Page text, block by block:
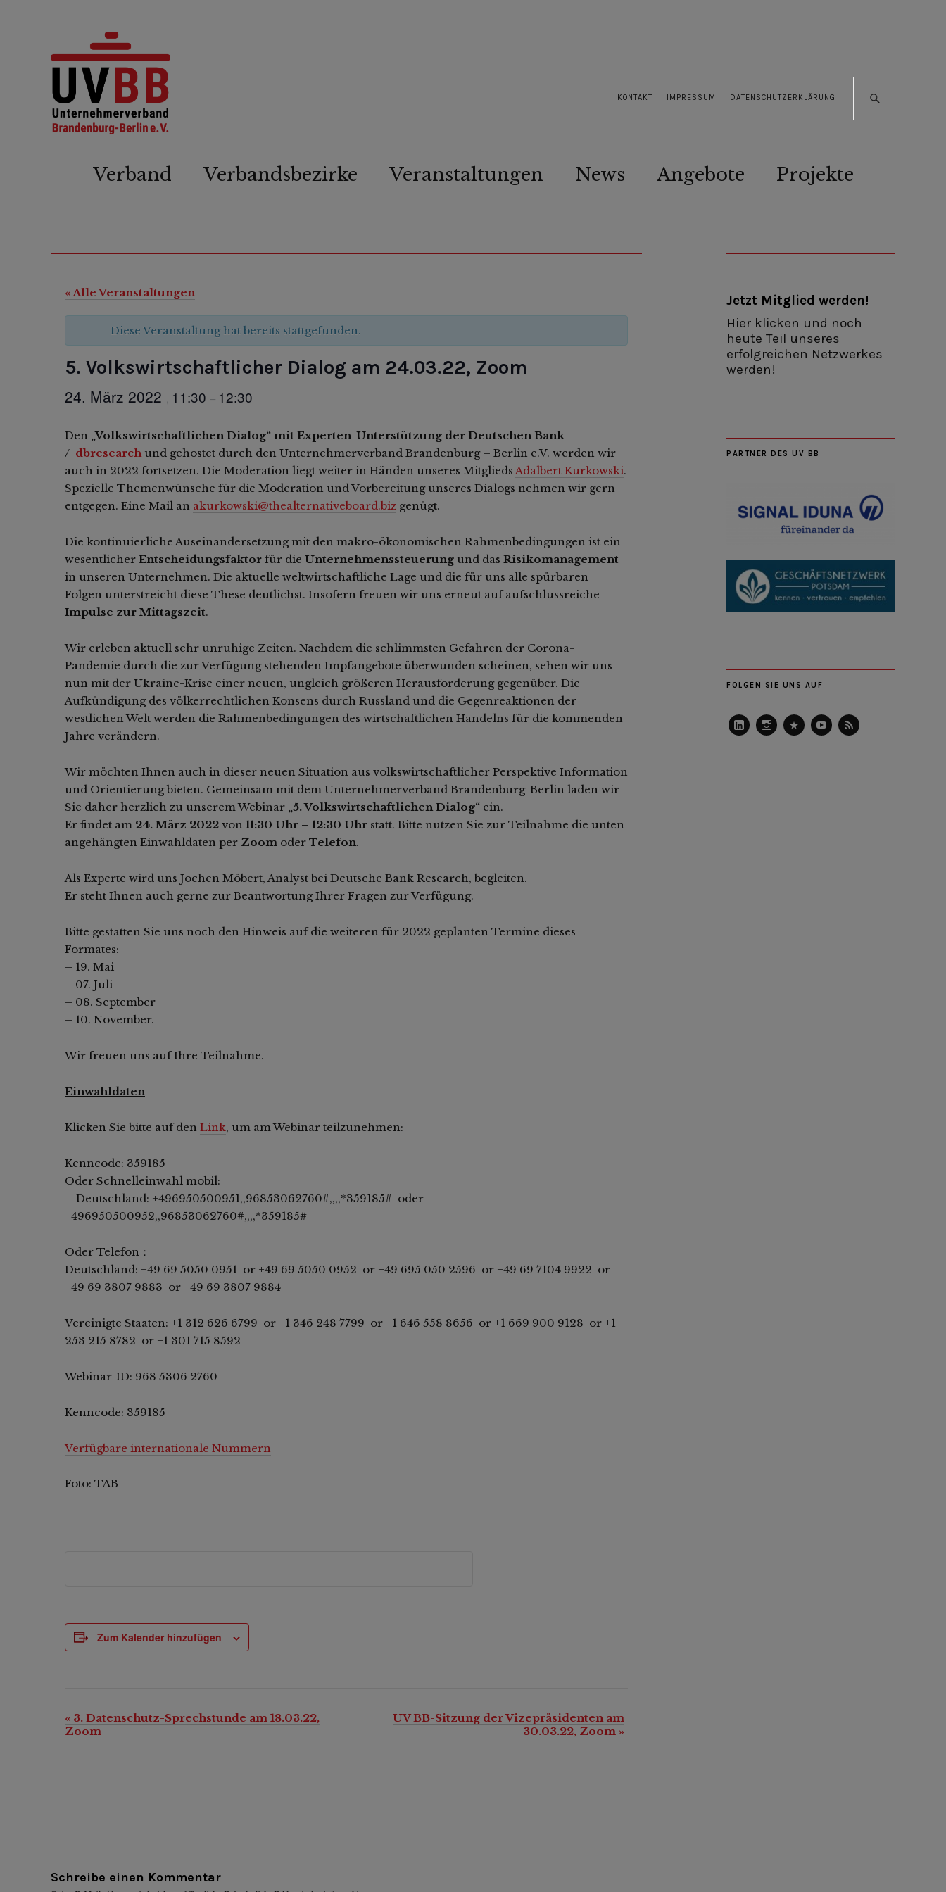
KONTAKT IMPRESSUM DATENSCHUTZERKLÄRUNG
Verband Verbandsbezirke Veranstaltungen News Angebote Projekte
« Alle Veranstaltungen
Diese Veranstaltung hat bereits stattgefunden.
5. Volkswirtschaftlicher Dialog am 24.03.22, Zoom
24. März 2022 11:30 – 12:30
Den „Volkswirtschaftlichen Dialog“ mit Experten-Unterstützung der Deutschen Bank
/ dbresearch und gehostet durch den Unternehmerverband Brandenburg – Berlin e.V. werden wir
auch in 2022 fortsetzen. Die Moderation liegt weiter in Händen unseres Mitglieds Adalbert Kurkowski.
Spezielle Themenwünsche für die Moderation und Vorbereitung unseres Dialogs nehmen wir gern
entgegen. Eine Mail an akurkowski@thealternativeboard.biz genügt.
Die kontinuierliche Auseinandersetzung mit den makro-ökonomischen Rahmenbedingungen ist ein
wesentlicher Entscheidungsfaktor für die Unternehmenssteuerung und das Risikomanagement
in unseren Unternehmen. Die aktuelle weltwirtschaftliche Lage und die für uns alle spürbaren
Folgen unterstreicht diese These deutlichst. Insofern freuen wir uns erneut auf aufschlussreiche
Impulse zur Mittagszeit.
Wir erleben aktuell sehr unruhige Zeiten. Nachdem die schlimmsten Gefahren der Corona-
Pandemie durch die zur Verfügung stehenden Impfangebote überwunden scheinen, sehen wir uns
nun mit der Ukraine-Krise einer neuen, ungleich größeren Herausforderung gegenüber. Die
Aufkündigung des völkerrechtlichen Konsens durch Russland und die Gegenreaktionen der
westlichen Welt werden die Rahmenbedingungen des wirtschaftlichen Handelns für die kommenden
Jahre verändern.
Wir möchten Ihnen auch in dieser neuen Situation aus volkswirtschaftlicher Perspektive Information
und Orientierung bieten. Gemeinsam mit dem Unternehmerverband Brandenburg-Berlin laden wir
Sie daher herzlich zu unserem Webinar „5. Volkswirtschaftlichen Dialog“ ein.
Er findet am 24. März 2022 von 11:30 Uhr – 12:30 Uhr statt. Bitte nutzen Sie zur Teilnahme die unten
angehängten Einwahldaten per Zoom oder Telefon.
Als Experte wird uns Jochen Möbert, Analyst bei Deutsche Bank Research, begleiten.
Er steht Ihnen auch gerne zur Beantwortung Ihrer Fragen zur Verfügung.
Bitte gestatten Sie uns noch den Hinweis auf die weiteren für 2022 geplanten Termine dieses
Formates:
– 19. Mai
– 07. Juli
– 08. September
– 10. November.
Wir freuen uns auf Ihre Teilnahme.
Einwahldaten
Klicken Sie bitte auf den Link, um am Webinar teilzunehmen:
Kenncode: 359185
Oder Schnelleinwahl mobil:
Deutschland: +496950500951,,96853062760#,,,,*359185# oder
+496950500952,,96853062760#,,,,*359185#
Oder Telefon：
Deutschland: +49 69 5050 0951 or +49 69 5050 0952 or +49 695 050 2596 or +49 69 7104 9922 or
+49 69 3807 9883 or +49 69 3807 9884
Vereinigte Staaten: +1 312 626 6799 or +1 346 248 7799 or +1 646 558 8656 or +1 669 900 9128 or +1
253 215 8782 or +1 301 715 8592
Webinar-ID: 968 5306 2760
Kenncode: 359185
Verfügbare internationale Nummern
Foto: TAB
Zum Kalender hinzufügen
Veranstaltung-
Navigation
« 3. Datenschutz-Sprechstunde am 18.03.22,
Zoom
UV BB-Sitzung der Vizepräsidenten am
30.03.22, Zoom »
Schreibe einen Kommentar
Jetzt Mitglied werden!
Hier klicken und noch
heute Teil unseres
erfolgreichen Netzwerkes
werden!
PARTNER DES UV BB
FOLGEN SIE UNS AUF